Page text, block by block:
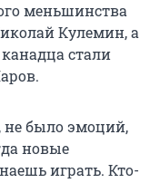
меньшинства
Кулемин, а
стали
было эмоций,
новые
играть. Кто-